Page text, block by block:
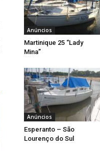
Anúncios
Martinique 25 “Lady
Mina”
Anúncios
Esperanto – São
Lourenço do Sul